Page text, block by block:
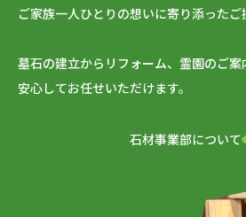
ご家族一人ひとりの想いに寄り添ったご
墓石の建立からリフォーム、霊園のご案
安心してお任せいただけます。
石材事業部について